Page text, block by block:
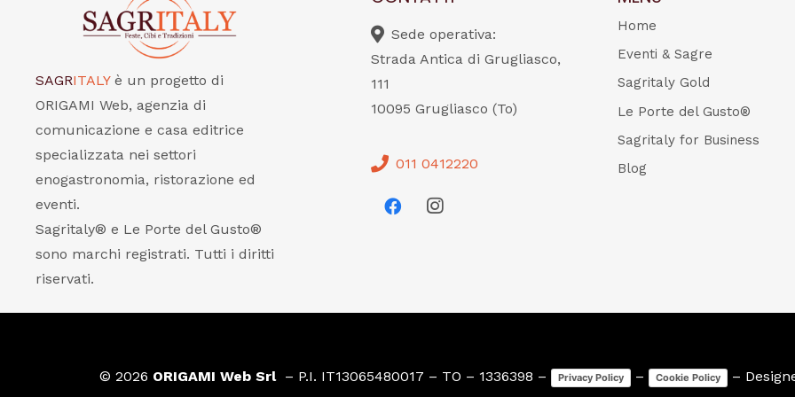
SAGRITALY è un progetto di
ORIGAMI Web, agenzia di
comunicazione e casa editrice
specializzata nei settori
enogastronomia, ristorazione ed
eventi.
Sagritaly® e Le Porte del Gusto®
sono marchi registrati. Tutti i diritti
riservati.
Sede operativa:
Strada Antica di Grugliasco,
111
10095 Grugliasco (To)
011 0412220
Home
Eventi & Sagre
Sagritaly Gold
Le Porte del Gusto®
Sagritaly for Business
Blog
© 2026 ORIGAMI Web Srl– P.I. IT13065480017 – TO – 1336398 – Privacy Policy – Cookie Policy –